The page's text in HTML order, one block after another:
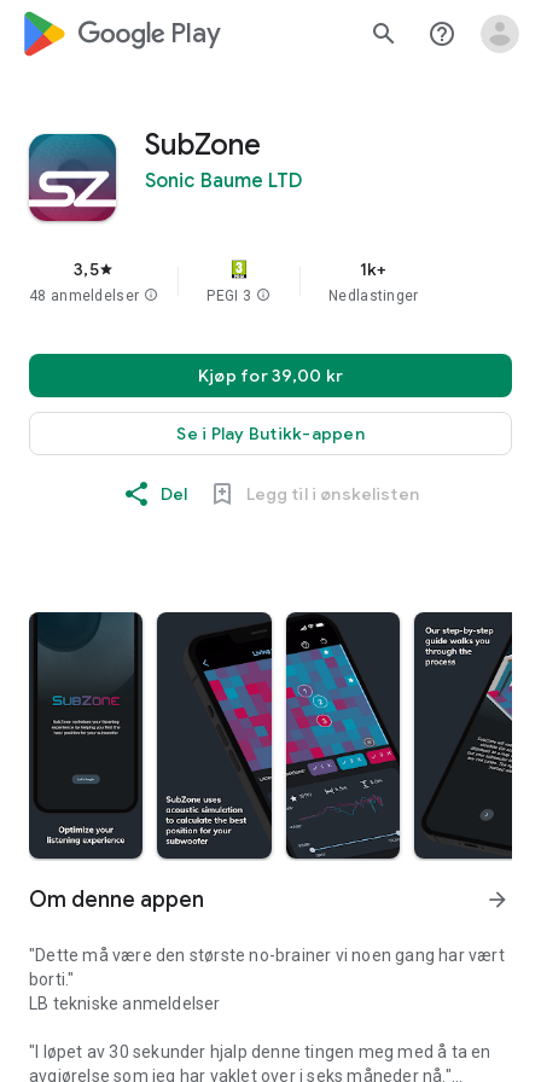
google_logo Play search help_outline
SubZone
Sonic Baume LTD
3,5star
48 anmeldelser info PEGI 3 info
1k+
Nedlastinger
Kjøp for 39,00 kr
Se i Play Butikk-appen
Del Legg til i ønskelisten
Om denne appen arrow_forward
"Dette må være den største no-brainer vi noen gang har vært
borti."
LB tekniske anmeldelser
"I løpet av 30 sekunder hjalp denne tingen meg med å ta en
avgjørelse som jeg har vaklet over i seks måneder nå."